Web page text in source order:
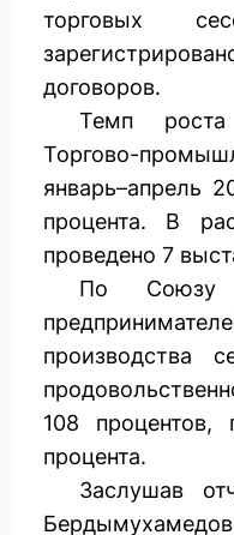
торговых
договоров.
Темп
Торгово-
январь–апрель
процента. В
проведено 7
По Союзу
производства
108
процента.
Заслушав